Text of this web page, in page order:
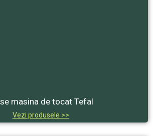
masina de tocat Tefal
Vezi produsele >>